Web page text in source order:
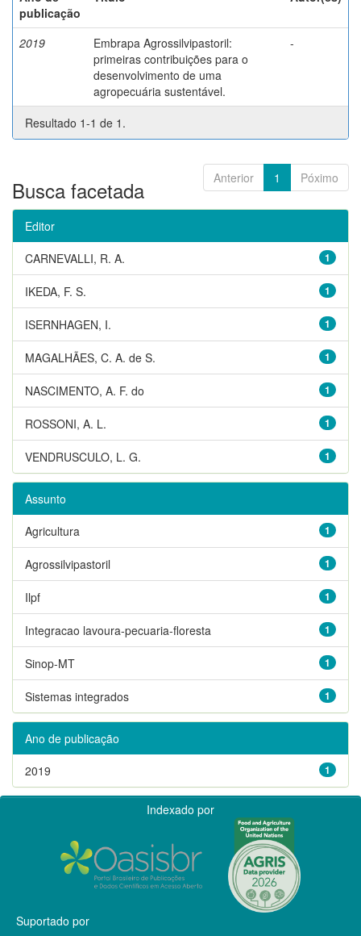
publicação
2019
Embrapa Agrossilvipastoril:
primeiras contribuições para o
desenvolvimento de uma
agropecuária sustentável.
-
Resultado 1-1 de 1.
Anterior 1 Póximo
Busca facetada
Editor
1
CARNEVALLI, R. A.
1
IKEDA, F. S.
1
ISERNHAGEN, I.
1
MAGALHÃES, C. A. de S.
1
NASCIMENTO, A. F. do
1
ROSSONI, A. L.
1
VENDRUSCULO, L. G.
Assunto
1
Agricultura
1
Agrossilvipastoril
1
Ilpf
1
Integracao lavoura-pecuaria-floresta
1
Sinop-MT
1
Sistemas integrados
Ano de publicação
1
2019
Indexado por
Suportado por